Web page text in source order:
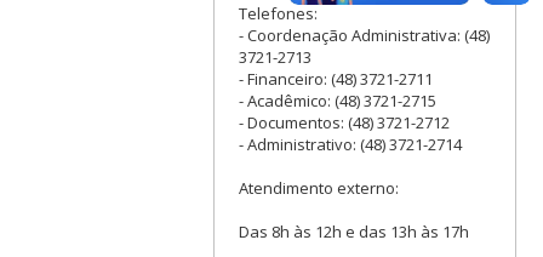
Telefones:
- Coordenação Administrativa: (48)
3721-2713
- Financeiro: (48) 3721-2711
- Acadêmico: (48) 3721-2715
- Documentos: (48) 3721-2712
- Administrativo: (48) 3721-2714
Atendimento externo:
Das 8h às 12h e das 13h às 17h